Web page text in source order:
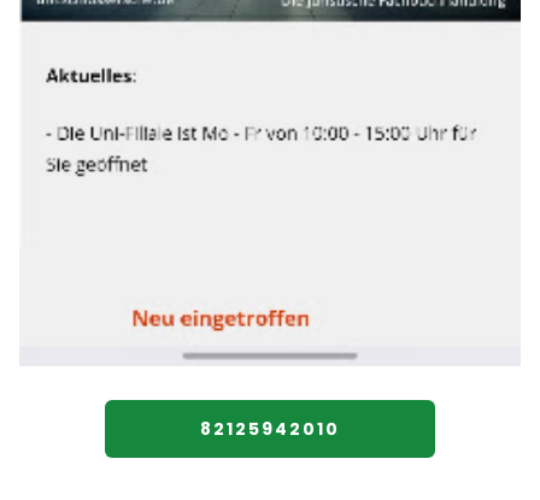
82125942010